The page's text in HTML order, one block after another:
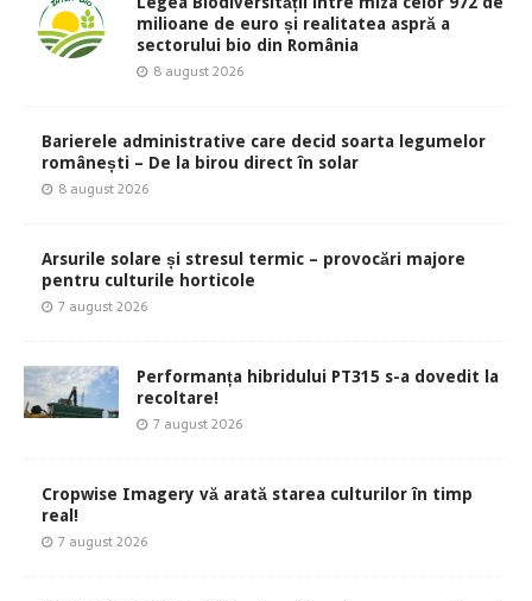
milioane de euro și realitatea aspră a
sectorului bio din România
8 august 2026
Barierele administrative care decid soarta legumelor
românești – De la birou direct în solar
8 august 2026
Arsurile solare și stresul termic – provocări majore
pentru culturile horticole
7 august 2026
Performanța hibridului PT315 s-a dovedit la
recoltare!
7 august 2026
Cropwise Imagery vă arată starea culturilor în timp
real!
7 august 2026